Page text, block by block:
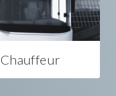
Chauffeur